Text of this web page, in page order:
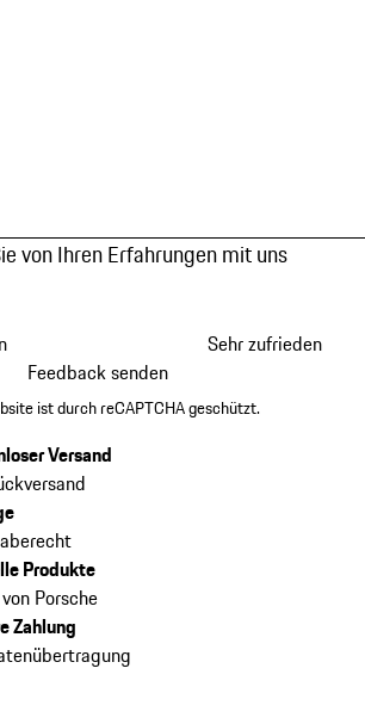
von Ihren Erfahrungen mit uns
Sehr zufrieden
Feedback senden
ist durch reCAPTCHA geschützt.
Versand
Produkte
Porsche
Zahlung